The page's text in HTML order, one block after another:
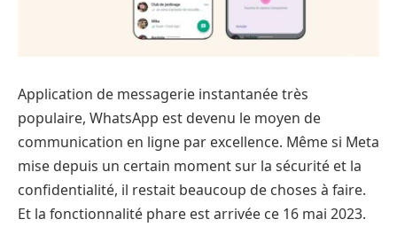
Application de messagerie instantanée très
populaire, WhatsApp est devenu le moyen de
communication en ligne par excellence. Même si Meta
mise depuis un certain moment sur la sécurité et la
confidentialité, il restait beaucoup de choses à faire.
Et la fonctionnalité phare est arrivée ce 16 mai 2023.